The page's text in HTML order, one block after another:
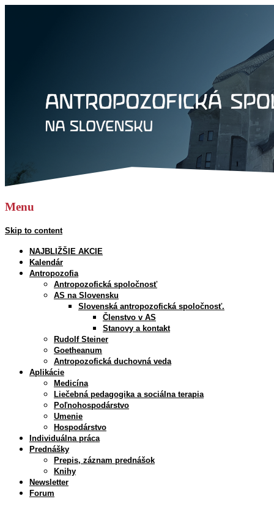
Menu
Skip to content
NAJBLIŽŠIE AKCIE
Kalendár
Antropozofia
Antropozofická spoločnosť
AS na Slovensku
Slovenská antropozofická spoločnosť.
Členstvo v AS
Stanovy a kontakt
Rudolf Steiner
Goetheanum
Antropozofická duchovná veda
Aplikácie
Medicína
Liečebná pedagogika a sociálna terapia
Poľnohospodárstvo
Umenie
Hospodárstvo
Individuálna práca
Prednášky
Prepis, záznam prednášok
Knihy
Newsletter
Forum